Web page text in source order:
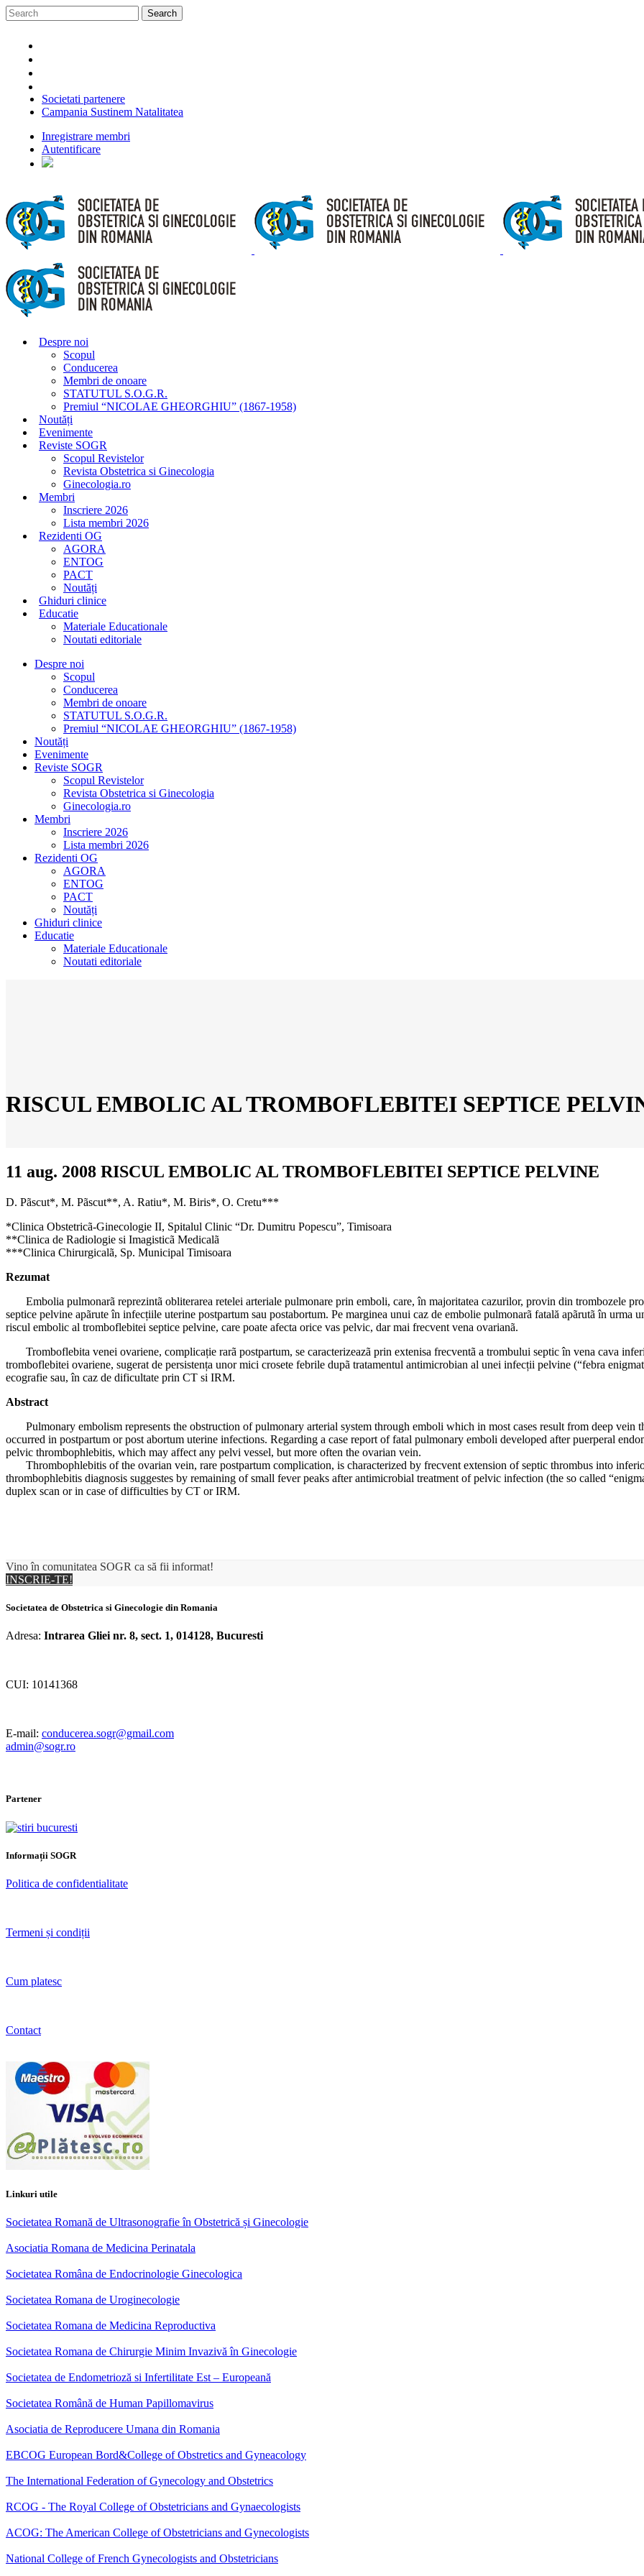
Societati partenere
Campania Sustinem Natalitatea
Inregistrare membri
Autentificare
Despre noi
Scopul
Conducerea
Membri de onoare
STATUTUL S.O.G.R.
Premiul “NICOLAE GHEORGHIU” (1867-1958)
Noutăți
Evenimente
Reviste SOGR
Scopul Revistelor
Revista Obstetrica si Ginecologia
Ginecologia.ro
Membri
Inscriere 2026
Lista membri 2026
Rezidenti OG
AGORA
ENTOG
PACT
Noutăți
Ghiduri clinice
Educatie
Materiale Educationale
Noutati editoriale
Despre noi
Scopul
Conducerea
Membri de onoare
STATUTUL S.O.G.R.
Premiul “NICOLAE GHEORGHIU” (1867-1958)
Noutăți
Evenimente
Reviste SOGR
Scopul Revistelor
Revista Obstetrica si Ginecologia
Ginecologia.ro
Membri
Inscriere 2026
Lista membri 2026
Rezidenti OG
AGORA
ENTOG
PACT
Noutăți
Ghiduri clinice
Educatie
Materiale Educationale
Noutati editoriale
RISCUL EMBOLIC AL TROMBOFLEBITEI SEPTICE
11 aug. 2008 RISCUL EMBOLIC AL TROMBOFLEBITEI SEPTICE PELVINE
D. Pãscut*, M. Pãscut**, A. Ratiu*, M. Biris*, O. Cretu***
*Clinica Obstetricã-Ginecologie II, Spitalul Clinic “Dr. Dumitru Popescu”, Timisoara
**Clinica de Radiologie si Imagisticã Medicalã
***Clinica Chirurgicalã, Sp. Municipal Timisoara
Rezumat
Embolia pulmonarã reprezintã obliterarea retelei arteriale pulmonare prin emboli, care, în majoritatea cazurilor, provin din trombozele
septice pelvine apãrute în infecțiile uterine postpartum sau postabortum. Pe marginea unui caz de embolie pulmonarã fatală apãrutã în
riscul embolic al tromboflebitei septice pelvine, care poate afecta orice vas pelvic, dar mai frecvent vena ovarianã.
Tromboflebita venei ovariene, complicație rarã postpartum, se caracterizeazã prin extenisa frecventã a trombului septic în vena cava
tromboflebitei ovariene, sugerat de persistența unor mici crosete febrile dupã tratamentul antimicrobian al unei infecții pelvine (“febra
ecografie sau, în caz de dificultate prin CT si IRM.
Abstract
Pulmonary embolism represents the obstruction of pulmonary arterial system through emboli which in most cases result from deep
occurred in postpartum or post abortum uterine infections. Regarding a case report of fatal pulmonary emboli developed after puerperal
pelvic thrombophlebitis, which may affect any pelvi vessel, but more often the ovarian vein.
Thrombophlebitis of the ovarian vein, rare postpartum complication, is characterized by frecvent extension of septic thrombus into
thrombophlebitis diagnosis suggestes by remaining of small fever peaks after antimicrobial treatment of pelvic infection (the so called
duplex scan or in case of difficulties by CT or IRM.
Vino în comunitatea SOGR ca să fii informat!
INSCRIE-TE!
Societatea de Obstetrica si Ginecologie din Romania
Adresa: Intrarea Gliei nr. 8, sect. 1, 014128, Bucuresti
CUI: 10141368
E-mail: conducerea.sogr@gmail.com
admin@sogr.ro
Partener
Informații SOGR
Politica de confidentialitate
Termeni și condiții
Cum platesc
Contact
Linkuri utile
Societatea Romană de Ultrasonografie în Obstetrică și Ginecologie
Asociatia Romana de Medicina Perinatala
Societatea Româna de Endocrinologie Ginecologica
Societatea Romana de Uroginecologie
Societatea Romana de Medicina Reproductiva
Societatea Romana de Chirurgie Minim Invazivă în Ginecologie
Societatea de Endometrioză si Infertilitate Est – Europeană
Societatea Română de Human Papillomavirus
Asociatia de Reproducere Umana din Romania
EBCOG European Bord&College of Obstretics and Gyneacology
The International Federation of Gynecology and Obstetrics
RCOG - The Royal College of Obstetricians and Gynaecologists
ACOG: The American College of Obstetricians and Gynecologists
National College of French Gynecologists and Obstetricians